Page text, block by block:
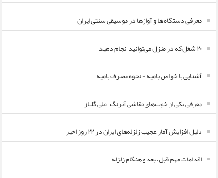
معرفی دستگاه ها و آوازها در موسیقی سنتی ایران
۲۰ شغل که در منزل می‌توانید انجام دهید
آشنایی با خواص بامیه + نحوه مصرف بامیه
معرفی یکی از خوب‌های نقاشی آبرنگ؛ علی گلباز
دلیل افزایش آمار عجیب زلزله‌های ایران در ۲۲ روز اخیر
اقدامات مهم قبل، بعد و هنگام زلزله